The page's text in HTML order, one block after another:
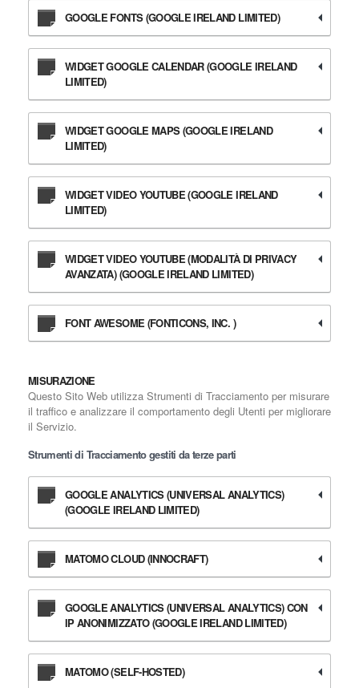
GOOGLE FONTS (GOOGLE IRELAND LIMITED)
WIDGET GOOGLE CALENDAR (GOOGLE IRELAND
LIMITED)
WIDGET GOOGLE MAPS (GOOGLE IRELAND
LIMITED)
WIDGET VIDEO YOUTUBE (GOOGLE IRELAND
LIMITED)
WIDGET VIDEO YOUTUBE (MODALITÀ DI PRIVACY
AVANZATA) (GOOGLE IRELAND LIMITED)
FONT AWESOME (FONTICONS, INC. )
MISURAZIONE
Questo Sito Web utilizza Strumenti di Tracciamento per misurare
il traffico e analizzare il comportamento degli Utenti per migliorare
il Servizio.
Strumenti di Tracciamento gestiti da terze parti
GOOGLE ANALYTICS (UNIVERSAL ANALYTICS)
(GOOGLE IRELAND LIMITED)
MATOMO CLOUD (INNOCRAFT)
GOOGLE ANALYTICS (UNIVERSAL ANALYTICS) CON
IP ANONIMIZZATO (GOOGLE IRELAND LIMITED)
MATOMO (SELF-HOSTED)